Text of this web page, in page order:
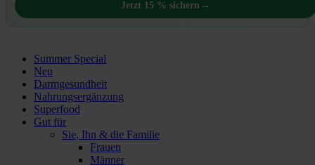
Jetzt 15 % sichern →
Summer Special
Neu
Darmgesundheit
Nahrungsergänzung
Superfood
Gut für
Sie, Ihn & die Familie
Frauen
Männer